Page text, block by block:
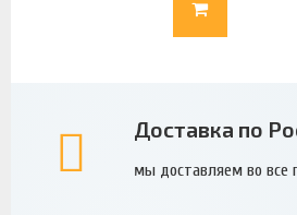
Доставка по
мы доставляем во все